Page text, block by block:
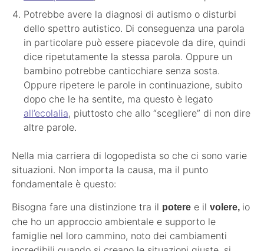
Potrebbe avere la diagnosi di autismo o disturbi
dello spettro autistico. Di conseguenza una parola
in particolare può essere piacevole da dire, quindi
dice ripetutamente la stessa parola. Oppure un
bambino potrebbe canticchiare senza sosta.
Oppure ripetere le parole in continuazione, subito
dopo che le ha sentite, ma questo è legato
all’ecolalia, piuttosto che allo “scegliere” di non dire
altre parole.
Nella mia carriera di logopedista so che ci sono varie
situazioni. Non importa la causa, ma il punto
fondamentale è questo:
Bisogna fare una distinzione tra il potere e il volere, io
che ho un approccio ambientale e supporto le
famiglie nel loro cammino, noto dei cambiamenti